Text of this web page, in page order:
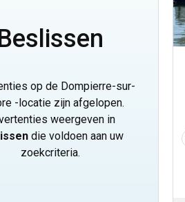
op de Dompierre-sur-
-locatie zijn afgelopen.
weergeven in
die voldoen aan uw
zoekcriteria.